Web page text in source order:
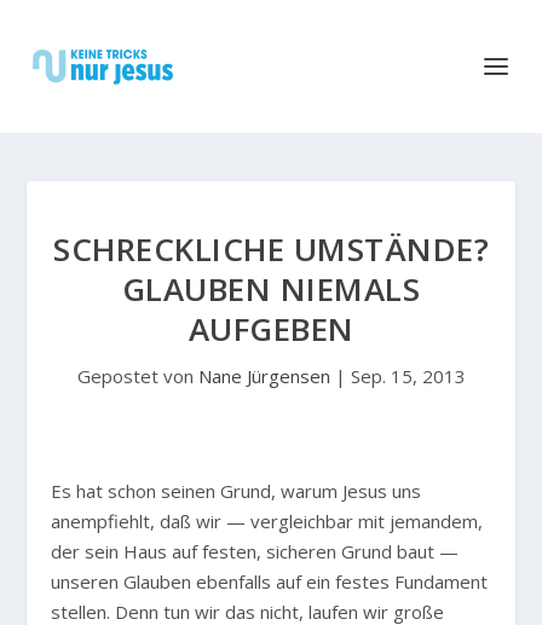
SCHRECKLICHE UMSTÄNDE?
GLAUBEN NIEMALS
AUFGEBEN
Gepostet von Nane Jürgensen | Sep. 15, 2013
Es hat schon seinen Grund, warum Jesus uns
anempfiehlt, daß wir — vergleichbar mit jemandem,
der sein Haus auf festen, sicheren Grund baut —
unseren Glauben ebenfalls auf ein festes Fundament
stellen. Denn tun wir das nicht, laufen wir große